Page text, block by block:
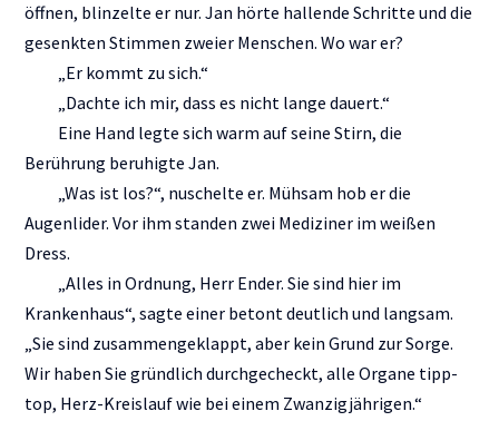
öffnen, blinzelte er nur. Jan hörte hallende Schritte und die
gesenkten Stimmen zweier Menschen. Wo war er?
„Er kommt zu sich.“
„Dachte ich mir, dass es nicht lange dauert.“
Eine Hand legte sich warm auf seine Stirn, die
Berührung beruhigte Jan.
„Was ist los?“, nuschelte er. Mühsam hob er die
Augenlider. Vor ihm standen zwei Mediziner im weißen
Dress.
„Alles in Ordnung, Herr Ender. Sie sind hier im
Krankenhaus“, sagte einer betont deutlich und langsam.
„Sie sind zusammengeklappt, aber kein Grund zur Sorge.
Wir haben Sie gründlich durchgecheckt, alle Organe tipp-
top, Herz-Kreislauf wie bei einem Zwanzigjährigen.“